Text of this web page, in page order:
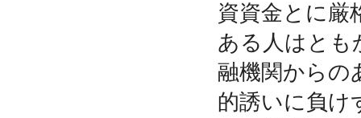
資資金とに厳
ある人 はとも
融機関からの
的誘いに負け